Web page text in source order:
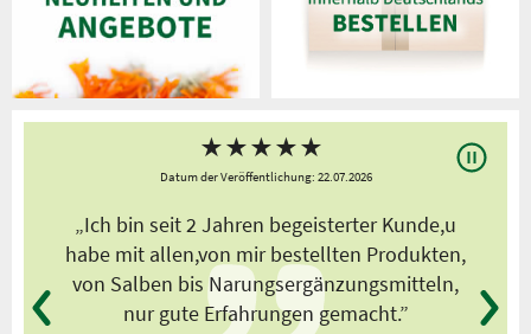
★★★★★
Datum der Veröffentlichung: 22.07.2026
„Ich bin seit 2 Jahren begeisterter Kunde,u
habe mit allen,von mir bestellten Produkten,
von Salben bis Narungsergänzungsmitteln,
nur gute Erfahrungen gemacht.”